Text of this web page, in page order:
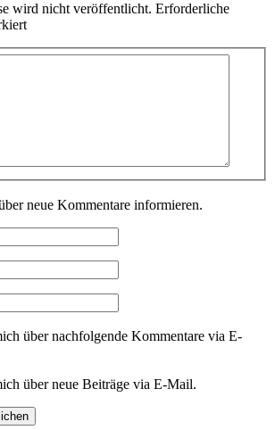
wird nicht veröffentlicht. Erforderliche
neue Kommentare informieren.
über nachfolgende Kommentare via E-
über neue Beiträge via E-Mail.